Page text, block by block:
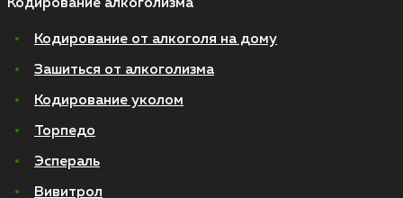
Кодирование алкоголизма
Кодирование от алкоголя на дому
Зашиться от алкоголизма
Кодирование уколом
Торпедо
Эспераль
Вивитрол